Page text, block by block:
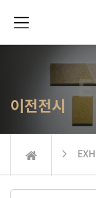
이전전시
